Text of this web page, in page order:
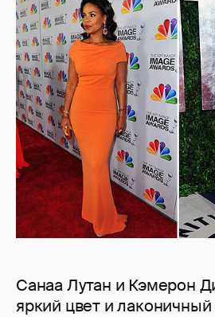
Санаа Лутан и Кэмерон
яркий цвет и лаконичный